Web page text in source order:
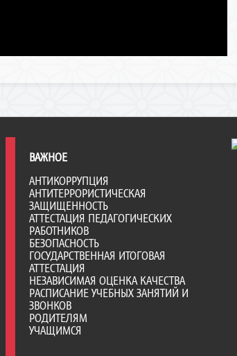
ВАЖНОЕ
АНТИКОРРУПЦИЯ
АНТИТЕРРОРИСТИЧЕСКАЯ
ЗАЩИЩЕННОСТЬ
АТТЕСТАЦИЯ ПЕДАГОГИЧЕСКИХ
РАБОТНИКОВ
БЕЗОПАСНОСТЬ
ГОСУДАРСТВЕННАЯ ИТОГОВАЯ
АТТЕСТАЦИЯ
НЕЗАВИСИМАЯ ОЦЕНКА КАЧЕСТВА
РАСПИСАНИЕ УЧЕБНЫХ ЗАНЯТИЙ И
ЗВОНКОВ
РОДИТЕЛЯМ
УЧАЩИМСЯ